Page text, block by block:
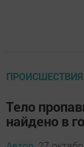
ПРОИСШЕСТВИЯ
Тело
найдено в